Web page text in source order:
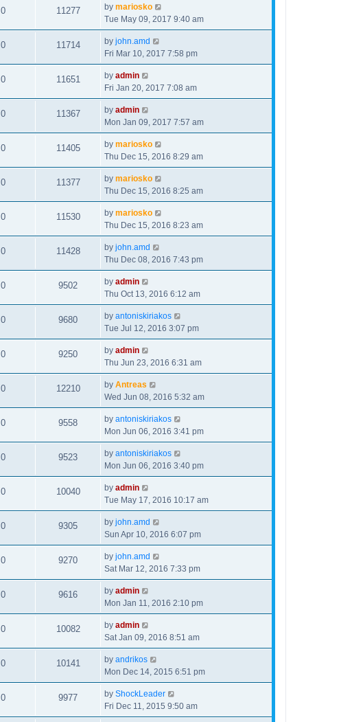
0 11277 by mariosko
Tue May 09, 2017 9:40 am
0 11714 by john.amd
Fri Mar 10, 2017 7:58 pm
0 11651 by admin
Fri Jan 20, 2017 7:08 am
0 11367 by admin
Mon Jan 09, 2017 7:57 am
0 11405 by mariosko
Thu Dec 15, 2016 8:29 am
0 11377 by mariosko
Thu Dec 15, 2016 8:25 am
0 11530 by mariosko
Thu Dec 15, 2016 8:23 am
0 11428 by john.amd
Thu Dec 08, 2016 7:43 pm
0 9502 by admin
Thu Oct 13, 2016 6:12 am
0 9680 by antoniskiriakos
Tue Jul 12, 2016 3:07 pm
0 9250 by admin
Thu Jun 23, 2016 6:31 am
0 12210 by Antreas
Wed Jun 08, 2016 5:32 am
0 9558 by antoniskiriakos
Mon Jun 06, 2016 3:41 pm
0 9523 by antoniskiriakos
Mon Jun 06, 2016 3:40 pm
0 10040 by admin
Tue May 17, 2016 10:17 am
0 9305 by john.amd
Sun Apr 10, 2016 6:07 pm
0 9270 by john.amd
Sat Mar 12, 2016 7:33 pm
0 9616 by admin
Mon Jan 11, 2016 2:10 pm
0 10082 by admin
Sat Jan 09, 2016 8:51 am
0 10141 by andrikos
Mon Dec 14, 2015 6:51 pm
0 9977 by ShockLeader
Fri Dec 11, 2015 9:50 am